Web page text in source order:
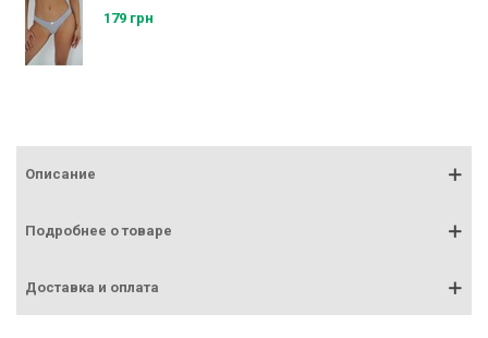
179 грн
Описание
Подробнее о товаре
Доставка и оплата